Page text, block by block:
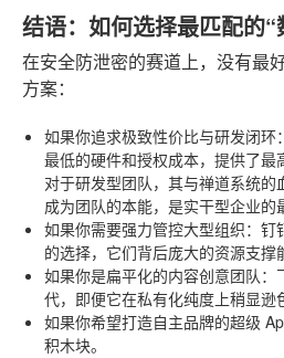
结语：如何选择最匹配的“
在安全防泄密的赛道上，没有最
方案：
如果你追求极致性价比与研发闭环
最低的硬件和授权成本，提供了最
对于研发型团队，其与禅道系统的
成为团队的本能，是实干型企业的
如果你需要强力管控大型组织：钉
的选择，它们背后庞大的资源支撑
如果你是扁平化的内容创意团队：
代，即便它在私有化纯度上稍显逊
如果你希望打造自主品牌的超级
积木块。